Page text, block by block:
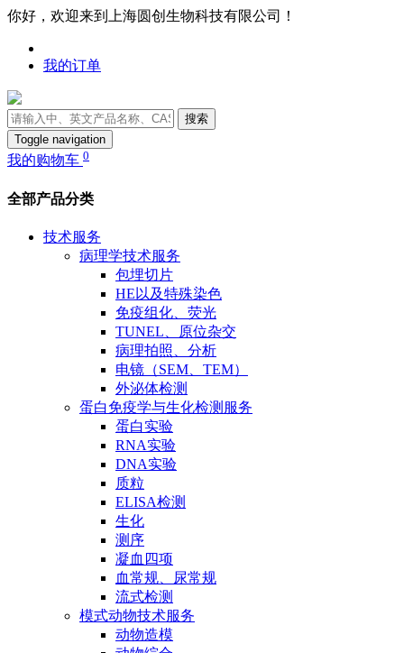
你好，欢迎来到上海圆创生物科技有限公司！
我的订单
搜索
Toggle navigation
我的购物车 0
全部产品分类
技术服务
病理学技术服务
包埋切片
HE以及特殊染色
免疫组化、荧光
TUNEL、原位杂交
病理拍照、分析
电镜（SEM、TEM）
外泌体检测
蛋白免疫学与生化检测服务
蛋白实验
RNA实验
DNA实验
质粒
ELISA检测
生化
测序
凝血四项
血常规、尿常规
流式检测
模式动物技术服务
动物造模